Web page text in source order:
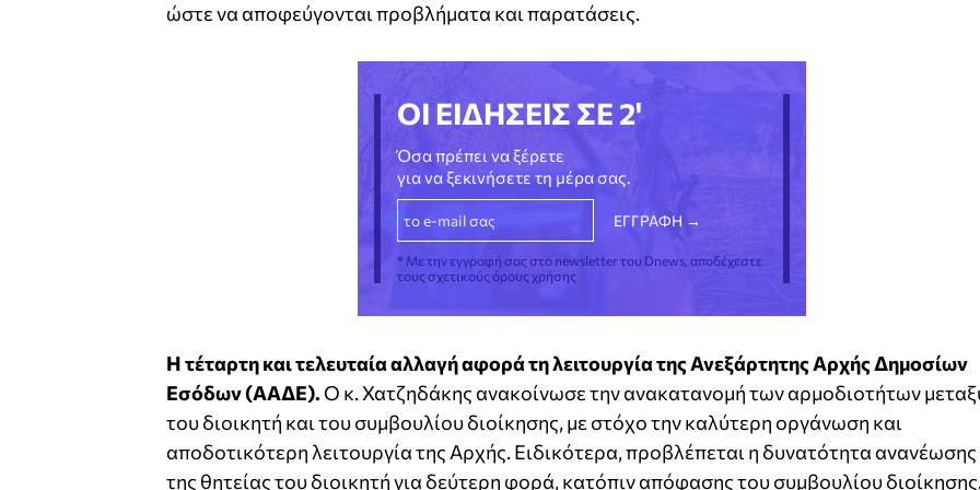
ώστε να αποφεύγονται προβλήματα και παρατάσεις.
ΟΙ ΕΙΔΗΣΕΙΣ ΣΕ 2'
Όσα πρέπει να ξέρετε
για να ξεκινήσετε τη μέρα σας.
* Με την εγγραφή σας στο newsletter του Dnews, αποδέχεστε
τους σχετικούς όρους χρήσης
Η τέταρτη και τελευταία αλλαγή αφορά τη λειτουργία της Ανεξάρτητης Αρχής Δημοσίων
Εσόδων (ΑΑΔΕ). Ο κ. Χατζηδάκης ανακοίνωσε την ανακατανομή των αρμοδιοτήτων
του διοικητή και του συμβουλίου διοίκησης, με στόχο την καλύτερη οργάνωση και
αποδοτικότερη λειτουργία της Αρχής. Ειδικότερα, προβλέπεται η δυνατότητα ανανέωσης
της θητείας του διοικητή για δεύτερη φορά, κατόπιν απόφασης του συμβουλίου